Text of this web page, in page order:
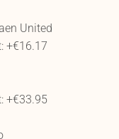
United
+€16.17
+€33.95